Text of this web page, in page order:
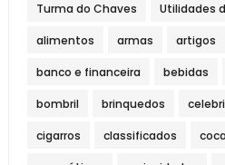
Turma do Chaves Utilidades
alimentos armas artigos
banco e financeira bebidas
bombril brinquedos
cigarros classificados